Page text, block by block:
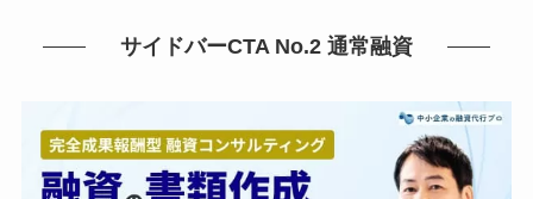
サイドバーCTA No.2 通常融資